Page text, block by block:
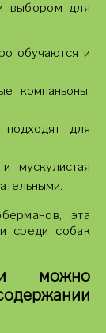
выбором для
обучаются и
компаньоны,
для
мускулистая
эта
среди собак
можно